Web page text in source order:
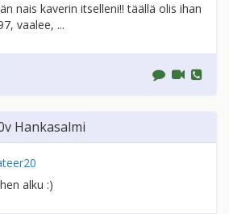
nais kaverin itselleni!! täällä olis ihan
vaalee, ...
Hankasalmi
alku :)